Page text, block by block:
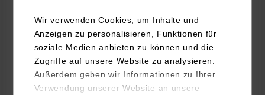
Wir verwenden Cookies, um Inhalte und
Anzeigen zu personalisieren, Funktionen für
soziale Medien anbieten zu können und die
Zugriffe auf unsere Website zu analysieren.
Außerdem geben wir Informationen zu Ihrer
Verwendung unserer Website an unsere
BWL-Handel
Sutari GmbH
Robert-Bosch-Str. 6